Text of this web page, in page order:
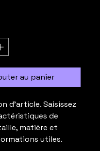
au panier
d'article. Saisissez
de
matière et
utiles.